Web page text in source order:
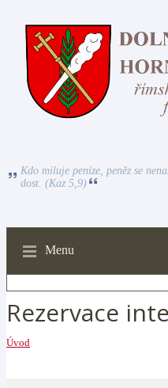
Kdo miluje peníze, peněz se
dost. (Kaz 5,9)
Menu
Rezervace
Úvod